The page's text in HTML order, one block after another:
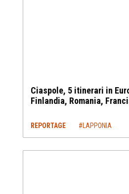
Ciaspole, 5 itinerari in
Finlandia, Romania,
REPORTAGE #LAPPONIA